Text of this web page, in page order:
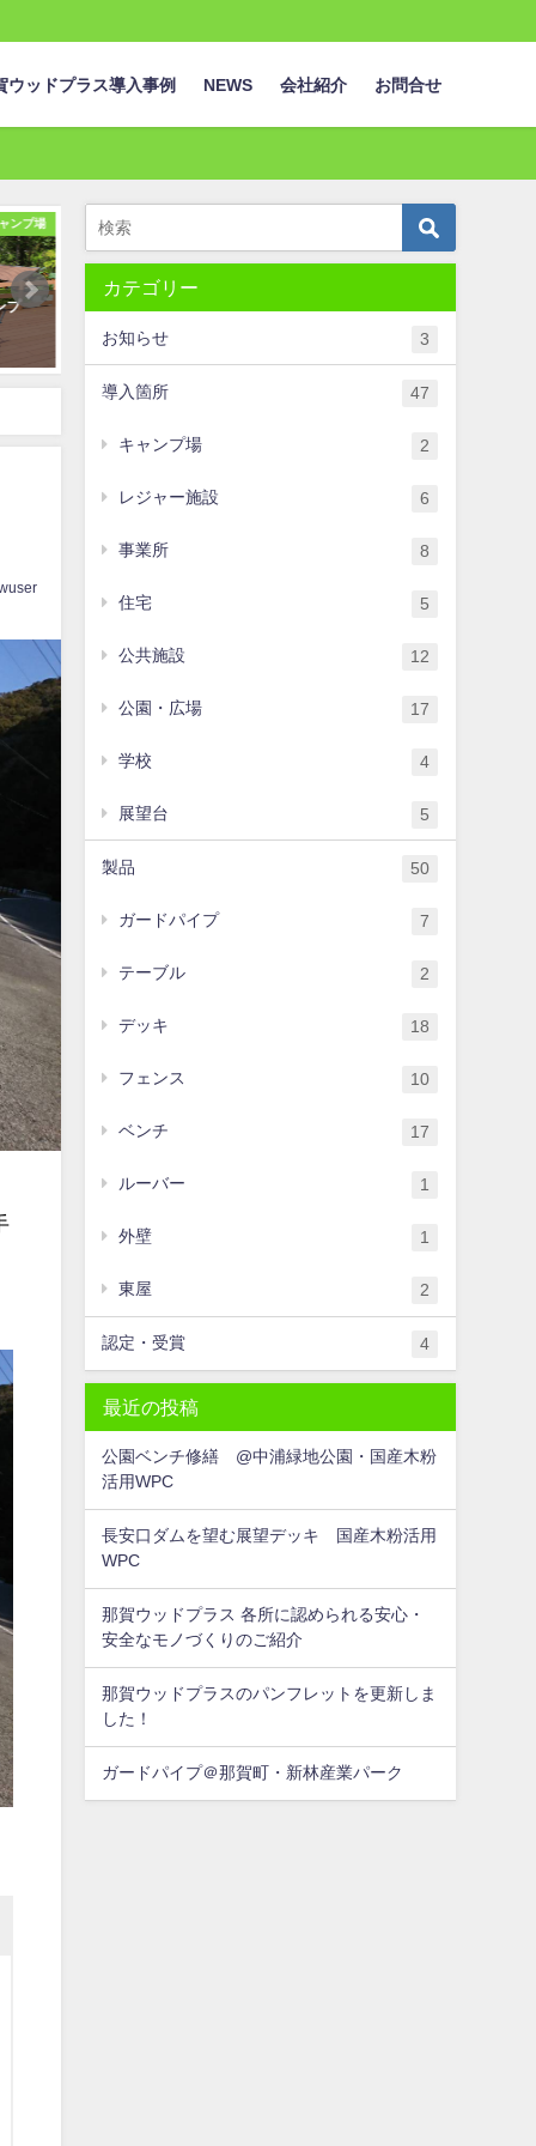
ウッドプラス導入事例 NEWS 会社紹介 お問合せ
ンプ場
プ
換し低コストで賑わいづくりに貢
献-
2020年3月12日
カテゴリー
お知らせ 3
導入箇所 47
キャンプ場 2
レジャー施設 6
事業所 8
住宅 5
公共施設 12
公園・広場 17
学校 4
展望台 5
製品 50
ガードパイプ 7
テーブル 2
デッキ 18
フェンス 10
ベンチ 17
ルーバー 1
外壁 1
東屋 2
認定・受賞 4
最近の投稿
公園ベンチ修繕 @中浦緑地公園・国産木粉
活用WPC
長安口ダムを望む展望デッキ 国産木粉活用
WPC
那賀ウッドプラス 各所に認められる安心・
安全なモノづくりのご紹介
那賀ウッドプラスのパンフレットを更新しま
した！
ガードパイプ＠那賀町・新林産業パーク